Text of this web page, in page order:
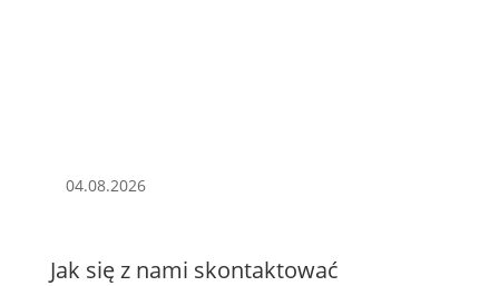
04.08.2026
Jak się z nami skontaktować